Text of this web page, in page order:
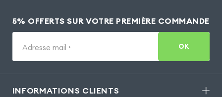
5% OFFERTS SUR VOTRE PREMIÈRE COMMANDE
Adresse mail * OK
INFORMATIONS CLIENTS